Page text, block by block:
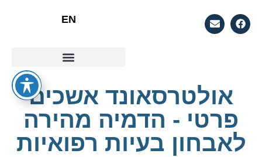
EN
אולטרסאונד אשכים
פרטי - הדמיה מהירה
לאבחון בעיות רפואיות